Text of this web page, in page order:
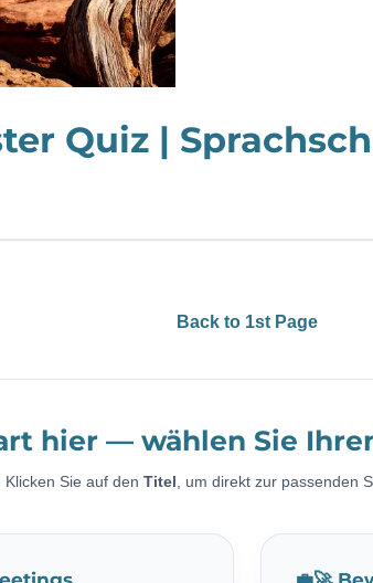
Quiz |
Back to 1st Page
hier — wählen Sie
Klicken Sie auf den Titel , um direkt zur passenden